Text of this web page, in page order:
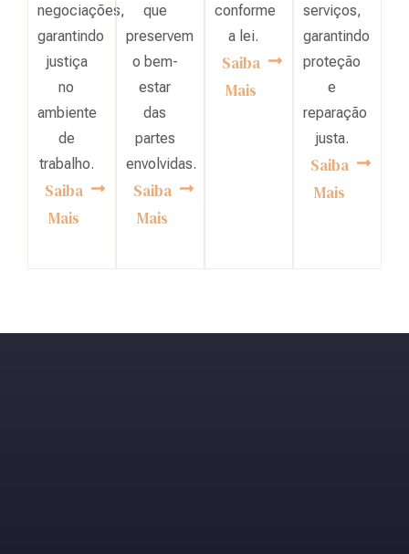
negociações,
garantindo
justiça
no
ambiente
de
trabalho.
Saiba
Mais
que
preservem
o bem-
estar
das
partes
envolvidas.
Saiba
Mais
conforme
a lei.
Saiba
Mais
serviços,
garantindo
proteção
e
reparação
justa.
Saiba
Mais